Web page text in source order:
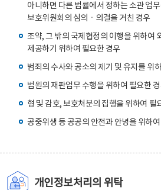
아니하면 다른 법률에서 정하는 소관 업
보호위원회의 심의ㆍ의결을 거친 경우
조약, 그 밖의 국제협정의 이행을 위하여
제공하기 위하여 필요한 경우
범죄의 수사와 공소의 제기 및 유지를 위
법원의 재판업무 수행을 위하여 필요한
형 및 감호, 보호처분의 집행을 위하여 필
공중위생 등 공공의 안전과 안녕을 위하
개인정보처리의 위탁